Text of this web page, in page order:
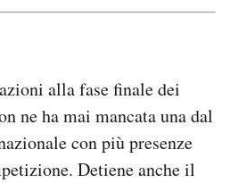
alla fase finale dei
ne ha mai mancata una dal
con più presenze
Detiene anche il